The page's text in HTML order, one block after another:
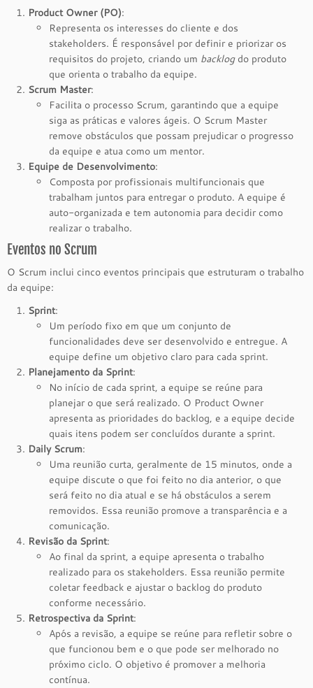
Product Owner (PO):
Representa os interesses do cliente e dos
stakeholders. É responsável por definir e priorizar os
requisitos do projeto, criando um backlogdo produto
que orienta o trabalho da equipe.
Scrum Master:
Facilita o processo Scrum, garantindo que a equipe
siga as práticas e valores ágeis. O Scrum Master
remove obstáculos que possam prejudicar o progresso
da equipe e atua como um mentor.
Equipe de Desenvolvimento:
Composta por profissionais multifuncionais que
trabalham juntos para entregar o produto. A equipe é
auto-organizada e tem autonomia para decidir como
realizar o trabalho.
Eventos no Scrum
O Scrum inclui cinco eventos principais que estruturam o trabalho
da equipe:
Sprint:
Um período fixo em que um conjunto de
funcionalidades deve ser desenvolvido e entregue. A
equipe define um objetivo claro para cada sprint.
Planejamento da Sprint:
No início de cada sprint, a equipe se reúne para
planejar o que será realizado. O Product Owner
apresenta as prioridades do backlog, e a equipe decide
quais itens podem ser concluídos durante a sprint.
Daily Scrum:
Uma reunião curta, geralmente de 15 minutos, onde a
equipe discute o que foi feito no dia anterior, o que
será feito no dia atual e se há obstáculos a serem
removidos. Essa reunião promove a transparência e a
comunicação.
Revisão da Sprint:
Ao final da sprint, a equipe apresenta o trabalho
realizado para os stakeholders. Essa reunião permite
coletar feedback e ajustar o backlog do produto
conforme necessário.
Retrospectiva da Sprint:
Após a revisão, a equipe se reúne para refletir sobre o
que funcionou bem e o que pode ser melhorado no
próximo ciclo. O objetivo é promover a melhoria
contínua.